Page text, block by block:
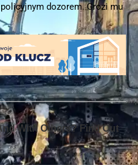
dozorem. Grozi mu